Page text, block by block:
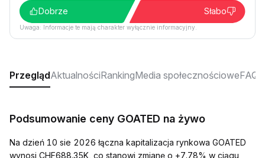
Dobrze
Słabo
Uwaga: Informacje te mają charakter wyłącznie informacyjny.
PrzeglądAktualnościRankingMedia społecznościoweFAQ
Podsumowanie ceny GOATED na żywo
Na dzień 10 sie 2026 łączna kapitalizacja rynkowa GOATED
wynosi CHF688.35K, co stanowi zmianę o +7.78% w ciągu